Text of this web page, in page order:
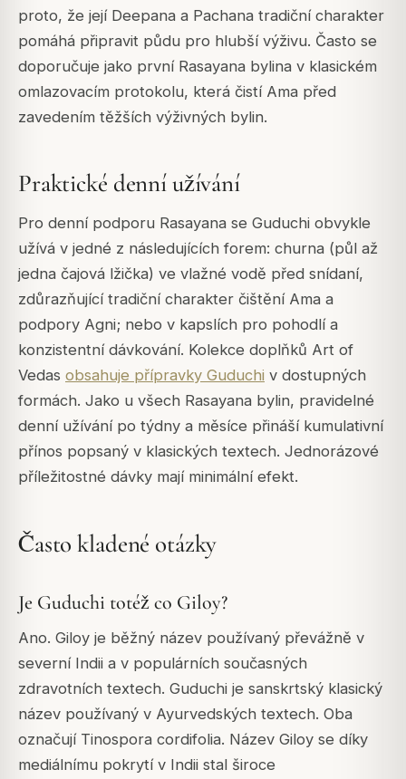
proto, že její Deepana a Pachana tradiční charakter
pomáhá připravit půdu pro hlubší výživu. Často se
doporučuje jako první Rasayana bylina v klasickém
omlazovacím protokolu, která čistí Ama před
zavedením těžších výživných bylin.
Praktické denní užívání
Pro denní podporu Rasayana se Guduchi obvykle
užívá v jedné z následujících forem: churna (půl až
jedna čajová lžička) ve vlažné vodě před snídaní,
zdůrazňující tradiční charakter čištění Ama a
podpory Agni; nebo v kapslích pro pohodlí a
konzistentní dávkování. Kolekce doplňků Art of
Vedas obsahuje přípravky Guduchi v dostupných
formách. Jako u všech Rasayana bylin, pravidelné
denní užívání po týdny a měsíce přináší kumulativní
přínos popsaný v klasických textech. Jednorázové
příležitostné dávky mají minimální efekt.
Často kladené otázky
Je Guduchi totéž co Giloy?
Ano. Giloy je běžný název používaný převážně v
severní Indii a v populárních současných
zdravotních textech. Guduchi je sanskrtský klasický
název používaný v Ayurvedských textech. Oba
označují Tinospora cordifolia. Název Giloy se díky
mediálnímu pokrytí v Indii stal široce